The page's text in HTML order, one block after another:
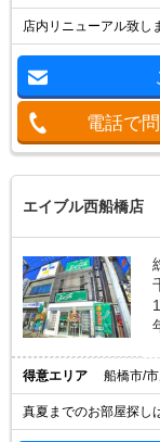
店内リニューアル致し
電話で
エイブル西船橋店
得意エリア 船橋市/
真夏までのお部屋探し